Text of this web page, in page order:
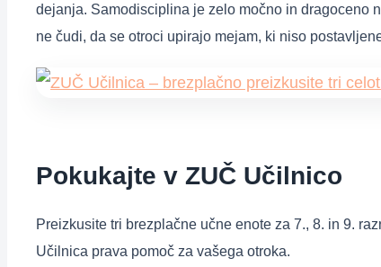
dejanja. Samodisciplina je zelo močno in dragoceno
ne čudi, da se otroci upirajo mejam, ki niso
Pokukajte v ZUČ Učilnico
Preizkusite tri brezplačne učne enote za 7., 8. in 9.
Učilnica prava pomoč za vašega otroka.